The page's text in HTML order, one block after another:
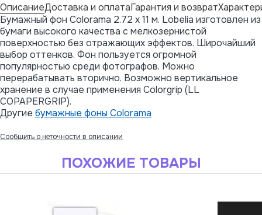
ОписаниеДоставка и оплатаГарантия и возврат
Бумажный фон Colorama 2.72 x 11 м. Lobelia изготовлен из
бумаги высокого качества с мелкозернистой
поверхностью без отражающих эффектов. Широчайший
выбор оттенков. Фон пользуется огромной
популярностью среди фотографов. Можно
перерабатывать вторично. Возможно вертикальное
хранение в случае применения Colorgrip (LL
COPAPERGRIP).
Другие бумажные фоны Colorama
Сообщить о неточности в описании
ПОХОЖИЕ ТОВАРЫ